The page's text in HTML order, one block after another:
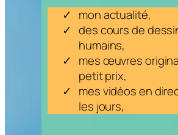
mon actualité,
des cours de
humains,
mes œuvres
petit prix,
mes vidéos en
les jours,